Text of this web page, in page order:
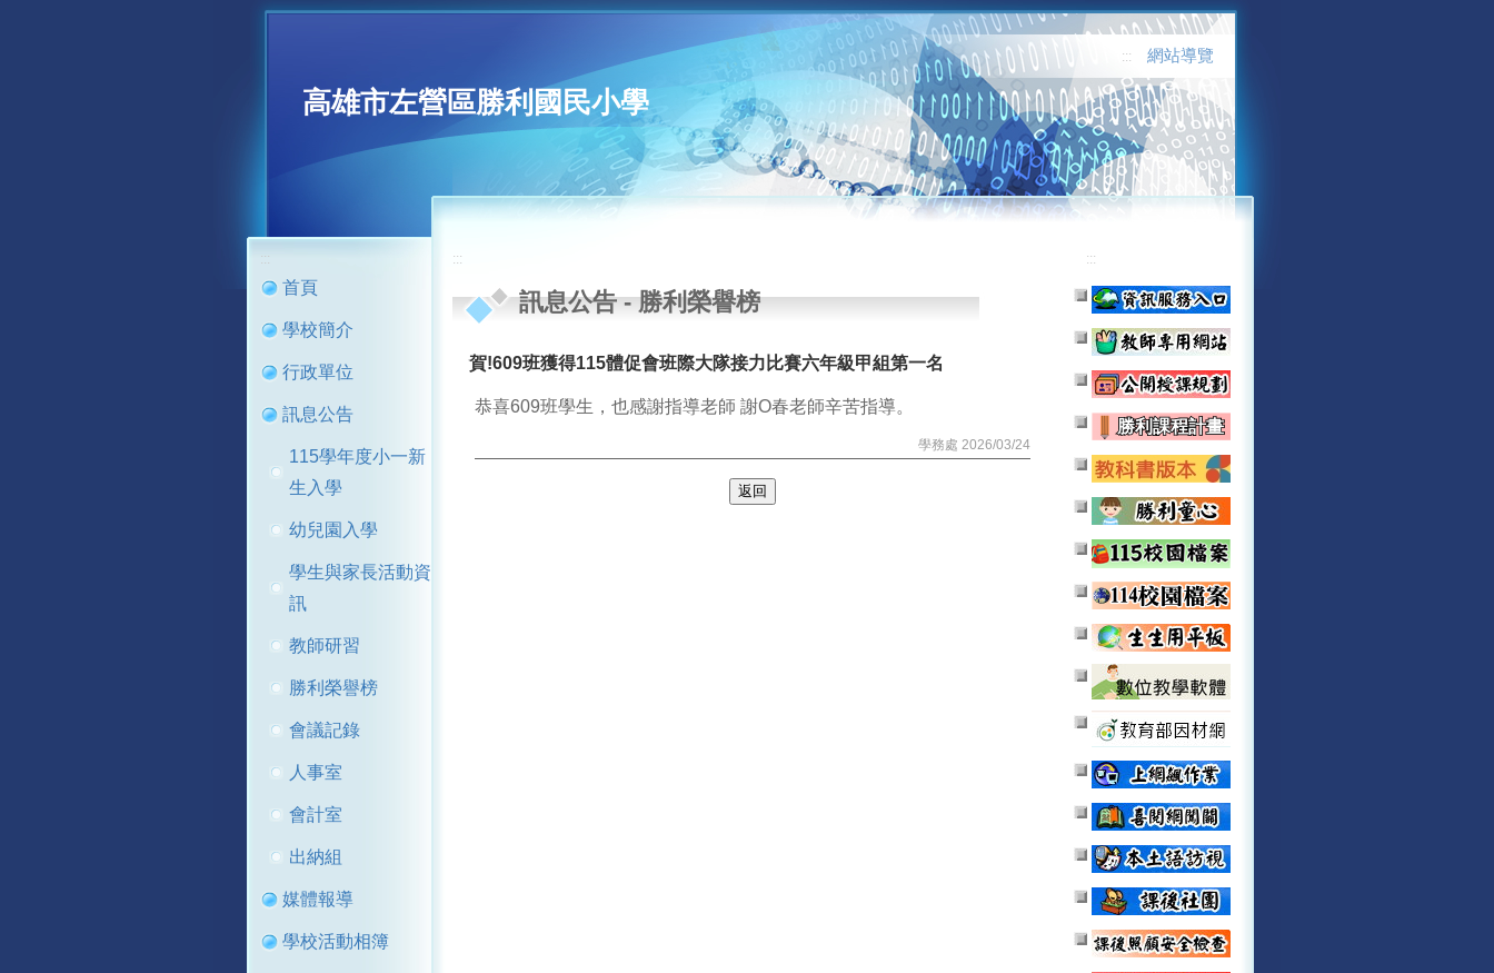
::: 網站導覽
高雄市左營區勝利國民小學
:::
首頁
學校簡介
行政單位
訊息公告
115學年度小一新
生入學
幼兒園入學
學生與家長活動資
訊
教師研習
勝利榮譽榜
會議記錄
人事室
會計室
出納組
媒體報導
學校活動相簿
:::
訊息公告-勝利榮譽榜
賀!609班獲得115體促會班際大隊接力比賽六年級甲組第一名
恭喜609班學生，也感謝指導老師 謝O春老師辛苦指導。
學務處 2026/03/24
返回
:::